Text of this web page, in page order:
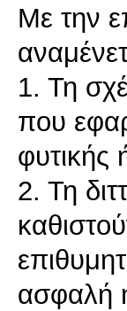
Με την
1. Τη
που
2. Τη
ασφαλή